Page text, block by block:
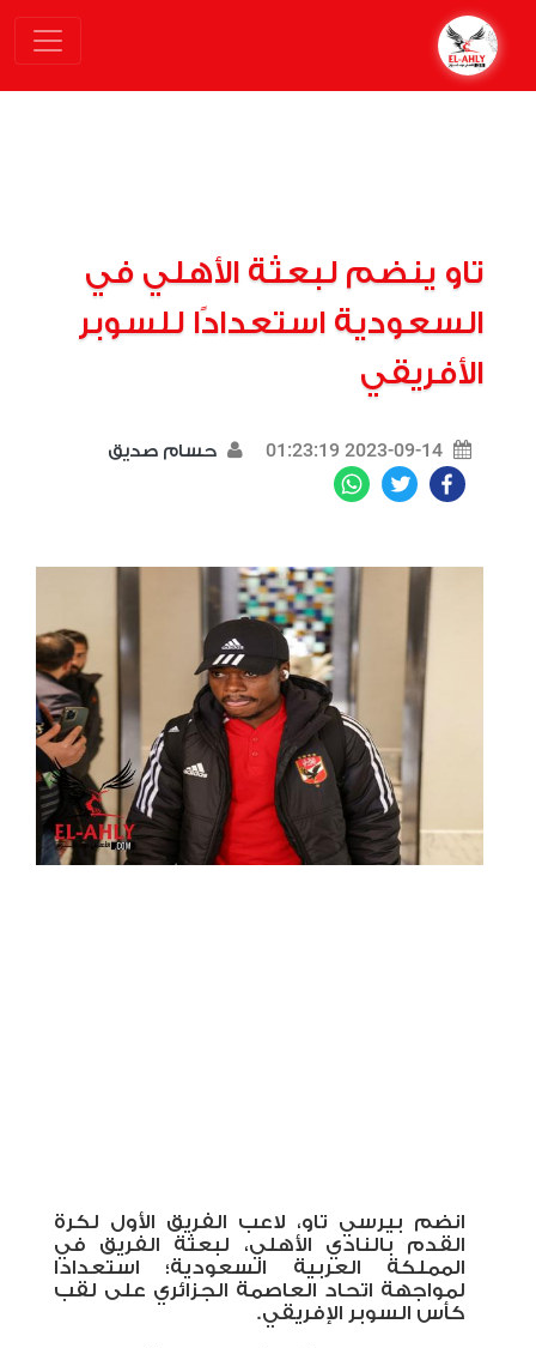
تاو ينضم لبعثة الأهلي في
السعودية استعدادًا للسوبر
الأفريقي
2023-09-14 01:23:19 حسام صديق
Facebook
Twitter
انضم بيرسي تاو، لاعب الفريق الأول لكرة
القدم بالنادي الأهلي، لبعثة الفريق في
المملكة العربية السعودية؛ استعدادا
لمواجهة اتحاد العاصمة الجزائري على لقب
كأس السوبر الإفريقي.